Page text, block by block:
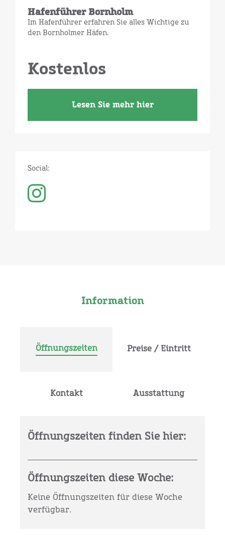
Hafenführer Bornholm
Im Hafenführer erfahren Sie alles Wichtige zu
den Bornholmer Häfen.
Kostenlos
Lesen Sie mehr hier
Social:
Information
Öffnungszeiten Preise / Eintritt
Kontakt Ausstattung
Öffnungszeiten finden Sie hier:
Öffnungszeiten diese Woche:
Keine Öffnungszeiten für diese Woche
verfügbar.